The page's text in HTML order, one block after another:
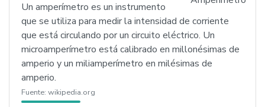
Un amperímetro es un instrumento
que se utiliza para medir la intensidad de corriente
que está circulando por un circuito eléctrico. Un
microamperímetro está calibrado en millonésimas de
amperio y un miliamperímetro en milésimas de
amperio.
Fuente: wikipedia.org